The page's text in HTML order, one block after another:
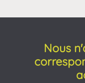
Nous